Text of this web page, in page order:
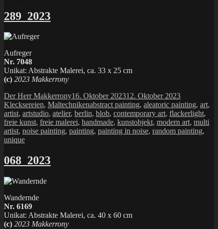
289_2023
Aufreger
Nr. 7048
Unikat: Abstrakte Malerei, ca. 33 x 25 cm
(c) 2023 Makkerrony
Autor
Der Herr MakkerronyVeröffentlicht
am
16. Oktober 202312. Oktober 2023Kategorien
Klecksereien, MaltechnikenSchlagwörter
abstract painting, aleatoric painting, art,
artist, artstudio, atelier, berlin, blob, contemporary art, flackerlight,
freie kunst, freie malerei, handmade, kunstobjekt, modern art, multi
artist, noise painting, painting, painting in noise, random painting,
unique
068_2023
Wandernde
Nr. 6169
Unikat: Abstrakte Malerei, ca. 40 x 60 cm
(c) 2023 Makkerrony